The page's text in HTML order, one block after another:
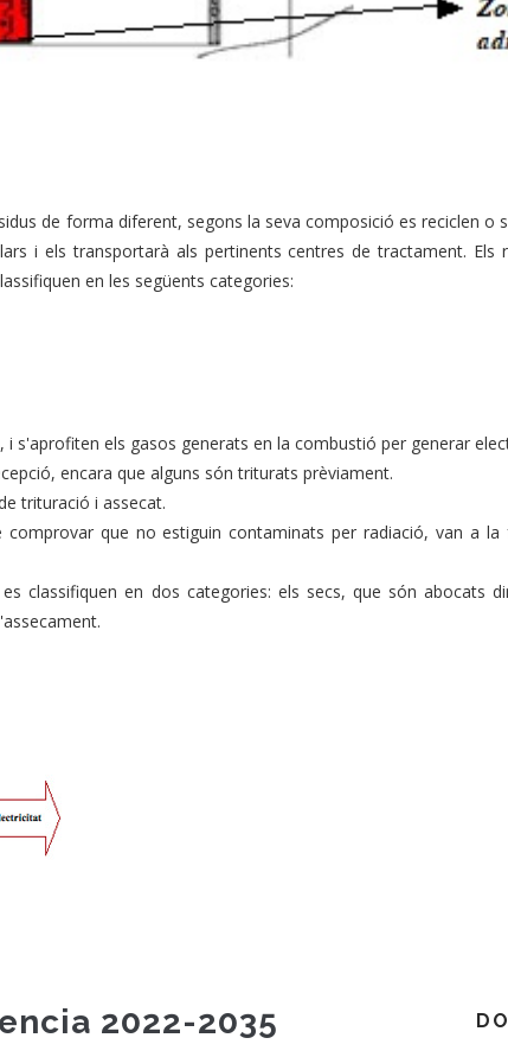
de forma diferent, segons la seva composició es reciclen o
i els transportarà als pertinents centres de tractament.
en les següents categories:
s'aprofiten els gasos generats en la combustió per generar
encara que alguns són triturats prèviament.
trituració i assecat.
que no estiguin contaminats per radiació, van a
classifiquen en dos categories: els secs, que són abocats
2022-2035